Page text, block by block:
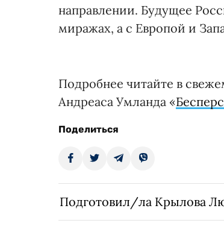
направлении. Будущее
миражах, а с Европой и
Подробнее читайте в
Андреаса Умланда «
Поделиться
Подготовил/ла Крылова